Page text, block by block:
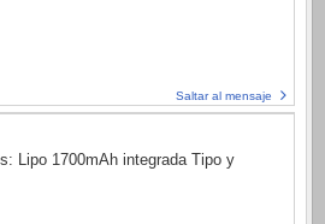
Saltar al mensaje
Lipo 1700mAh integrada Tipo y